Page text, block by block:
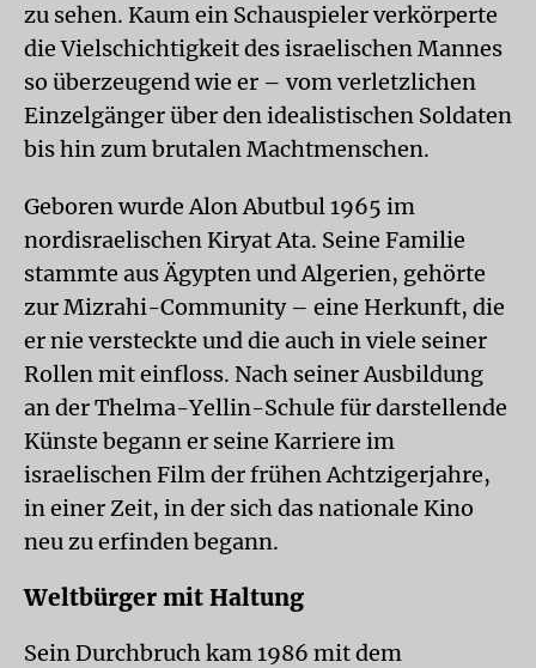
zu sehen. Kaum ein Schauspieler verkörperte
die Vielschichtigkeit des israelischen Mannes
so überzeugend wie er – vom verletzlichen
Einzelgänger über den idealistischen Soldaten
bis hin zum brutalen Machtmenschen.
Geboren wurde Alon Abutbul 1965 im
nordisraelischen Kiryat Ata. Seine Familie
stammte aus Ägypten und Algerien, gehörte
zur Mizrahi-Community – eine Herkunft, die
er nie versteckte und die auch in viele seiner
Rollen mit einfloss. Nach seiner Ausbildung
an der Thelma-Yellin-Schule für darstellende
Künste begann er seine Karriere im
israelischen Film der frühen Achtzigerjahre,
in einer Zeit, in der sich das nationale Kino
neu zu erfinden begann.
Weltbürger mit Haltung
Sein Durchbruch kam 1986 mit dem